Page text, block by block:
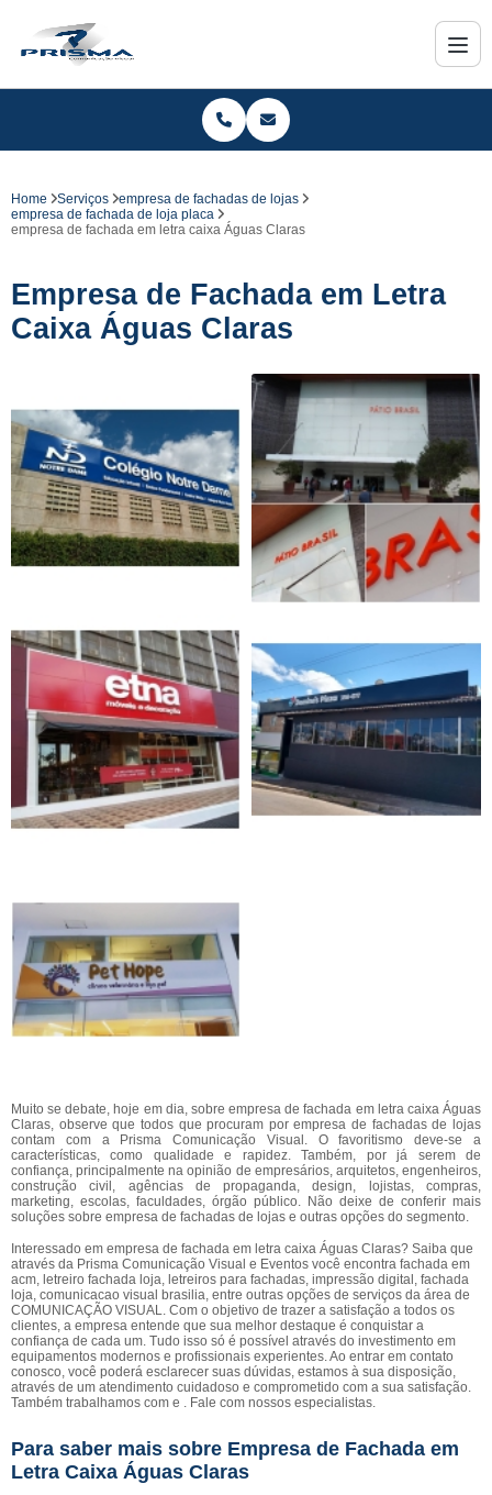
Home Serviços
empresa de fachadas de lojas
empresa de fachada de loja placa
empresa de fachada em letra caixa Águas Claras
Empresa de Fachada em Letra
Caixa Águas Claras
Muito se debate, hoje em dia, sobre empresa de fachada em letra caixa Águas
Claras, observe que todos que procuram por empresa de fachadas de lojas
contam com a Prisma Comunicação Visual. O favoritismo deve-se a
características, como qualidade e rapidez. Também, por já serem de
confiança, principalmente na opinião de empresários, arquitetos, engenheiros,
construção civil, agências de propaganda, design, lojistas, compras,
marketing, escolas, faculdades, órgão público. Não deixe de conferir mais
soluções sobre empresa de fachadas de lojas e outras opções do segmento.
Interessado em empresa de fachada em letra caixa Águas Claras? Saiba que
através da Prisma Comunicação Visual e Eventos você encontra fachada em
acm, letreiro fachada loja, letreiros para fachadas, impressão digital, fachada
loja, comunicacao visual brasilia, entre outras opções de serviços da área de
COMUNICAÇÃO VISUAL. Com o objetivo de trazer a satisfação a todos os
clientes, a empresa entende que sua melhor destaque é conquistar a
confiança de cada um. Tudo isso só é possível através do investimento em
equipamentos modernos e profissionais experientes. Ao entrar em contato
conosco, você poderá esclarecer suas dúvidas, estamos à sua disposição,
através de um atendimento cuidadoso e comprometido com a sua satisfação.
Também trabalhamos com e . Fale com nossos especialistas.
Para saber mais sobre Empresa de Fachada em
Letra Caixa Águas Claras